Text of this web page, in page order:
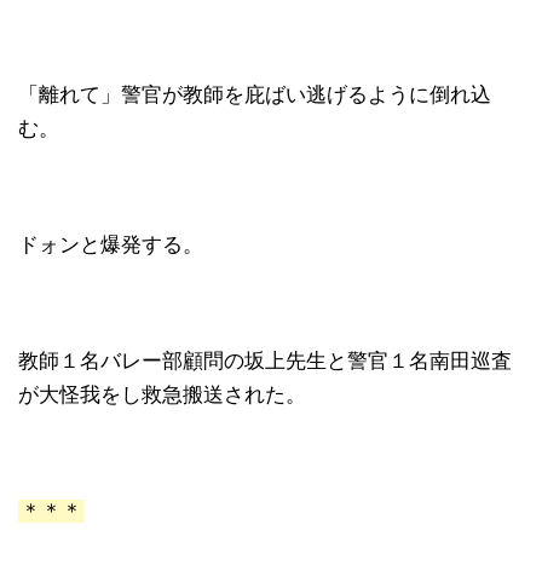
「離れて」警官が教師を庇ばい逃げるように倒れ込
む。
ドォンと爆発する。
教師１名バレー部顧問の坂上先生と警官１名南田巡査
が大怪我をし救急搬送された。
＊＊＊